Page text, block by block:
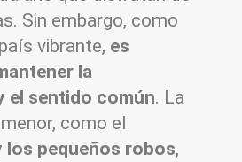
Sin embargo, como
vibrante, es
la
el sentido común. La
como el
los pequeños robos,